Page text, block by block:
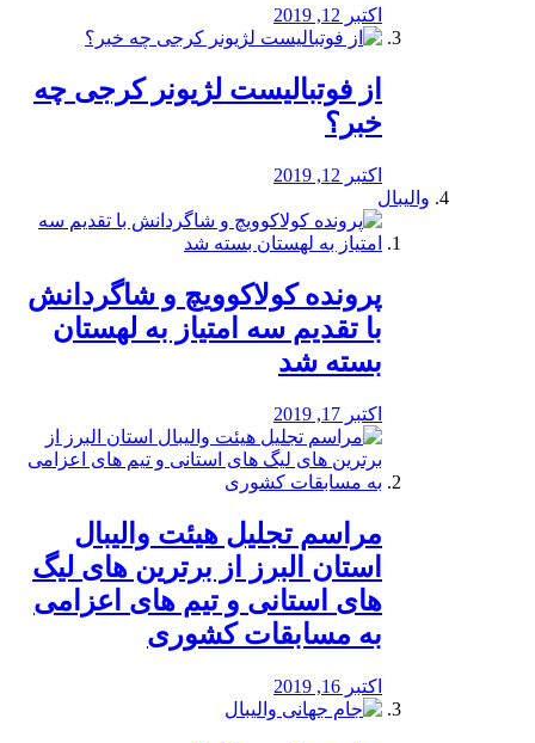
اکتبر 12, 2019
از فوتبالیست لژیونر کرجی چه
خبر؟
اکتبر 12, 2019
والیبال
پرونده کولاکوویچ و شاگردانش
با تقدیم سه امتیاز به لهستان
بسته شد
اکتبر 17, 2019
مراسم تجلیل هیئت والیبال
استان البرز از برترین های لیگ
های استانی و تیم های اعزامی
به مسابقات کشوری
اکتبر 16, 2019